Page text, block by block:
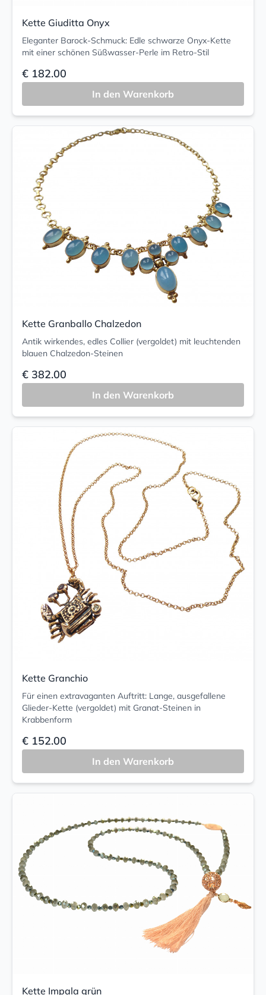
Kette Giuditta Onyx
Eleganter Barock-Schmuck: Edle schwarze Onyx-Kette
mit einer schönen Süßwasser-Perle im Retro-Stil
€ 182.00
In den Warenkorb
Kette Granballo Chalzedon
Antik wirkendes, edles Collier (vergoldet) mit leuchtenden
blauen Chalzedon-Steinen
€ 382.00
In den Warenkorb
Kette Granchio
Für einen extravaganten Auftritt: Lange, ausgefallene
Glieder-Kette (vergoldet) mit Granat-Steinen in
Krabbenform
€ 152.00
In den Warenkorb
Kette Impala grün